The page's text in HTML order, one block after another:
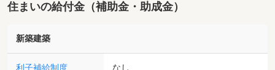
住まいの給付金（補助金・助成金）
新築建築
なし